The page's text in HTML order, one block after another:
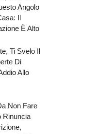
Angolo
Il
È Alto
Ti Svelo Il
Di
Allo
Non Fare
Rinuncia